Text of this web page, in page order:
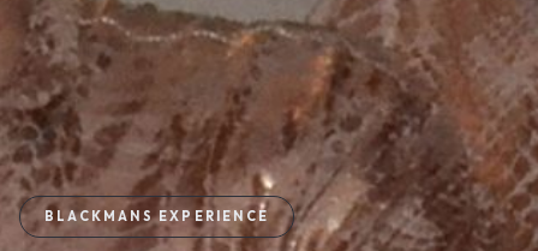
BLACKMANS EXPERIENCE